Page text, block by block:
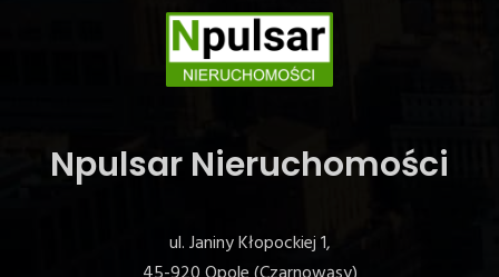
Npulsar Nieruchomości
ul. Janiny Kłopockiej 1,